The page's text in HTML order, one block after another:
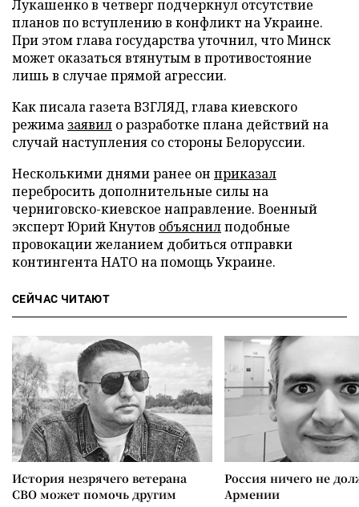
Лукашенко в четверг подчеркнул отсутствие
планов по вступлению в конфликт на Украине.
При этом глава государства уточнил, что Минск
может оказаться втянутым в противостояние
лишь в случае прямой агрессии.
Как писала газета ВЗГЛЯД, глава киевского
режима заявил о разработке плана действий на
случай наступления со стороны Белоруссии.
Несколькими днями ранее он приказал
перебросить дополнительные силы на
черниговско-киевское направление. Военный
эксперт Юрий Кнутов объяснилподобные
провокации желанием добиться отправки
контингента НАТО на помощь Украине.
СЕЙЧАС ЧИТАЮТ
История незрячего ветерана
СВО может помочь другим
Россия ничего не
Армении